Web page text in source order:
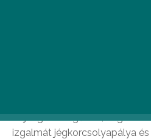
terjeng a levegőben, míg az
izgalmát jégkorcsolyapálya és